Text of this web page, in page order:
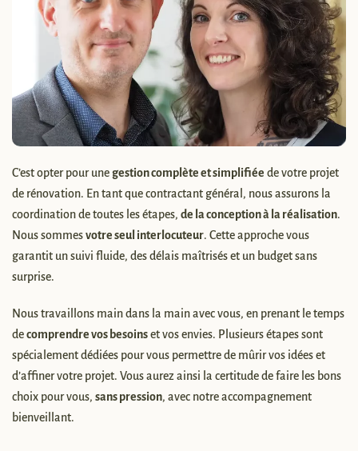
C’est opter pour unegestion complète et simplifiée de votre projet
de rénovation. En tant que contractant général, nous assurons la
coordination de toutes les étapes, de la conception à la réalisation.
Nous sommesvotre seul interlocuteur. Cette approche vous
garantit un suivi fluide, des délais maîtrisés et un budget sans
surprise.
Nous travaillons main dans la main avec vous, en prenant le temps
decomprendre vos besoinset vos envies. Plusieurs étapes sont
spécialement dédiées pour vous permettre de mûrir vos idées et
d’affiner votre projet. Vous aurez ainsi la certitude de faire les bons
choix pour vous, sans pression, avec notre accompagnement
bienveillant.